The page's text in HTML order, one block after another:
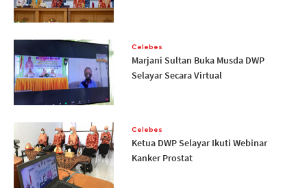
Celebes
Marjani Sultan Buka Musda DWP
Selayar Secara Virtual
Celebes
Ketua DWP Selayar Ikuti Webinar
Kanker Prostat